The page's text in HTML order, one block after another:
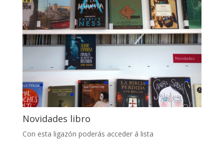
Novidades libro
Con esta ligazón poderás acceder á lista